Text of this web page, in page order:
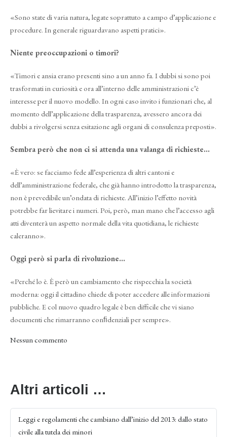
«Sono state di varia natura, legate soprattuto a campo d’applicazione e
procedure. In generale riguardavano aspetti pratici».
Niente preoccupazioni o timori?
«Timori e ansia erano presenti sino a un anno fa. I dubbi si sono poi
trasformati in curiosità e ora all’interno delle amministrazioni c’è
interesse per il nuovo modello. In ogni caso invito i funzionari che, al
momento dell’applicazione della trasparenza, avessero ancora dei
dubbi a rivolgersi senza esitazione agli organi di consulenza preposti».
Sembra però che non ci si attenda una valanga di richieste...
«È vero: se facciamo fede all’esperienza di altri cantoni e
dell’amministrazione federale, che già hanno introdotto la trasparenza,
non è prevedibile un’ondata di richieste. All’inizio l’effetto novità
potrebbe far lievitare i numeri. Poi, però, man mano che l’accesso agli
atti diventerà un aspetto normale della vita quotidiana, le richieste
caleranno».
Oggi però si parla di rivoluzione...
«Perché lo è. È però un cambiamento che rispecchia la società
moderna: oggi il cittadino chiede di poter accedere alle informazioni
pubbliche. E col nuovo quadro legale è ben difficile che vi siano
documenti che rimarranno conﬁdenziali per sempre».
Nessun commento
Altri articoli …
Leggi e regolamenti che cambiano dall’inizio del 2013: dallo stato
civile alla tutela dei minori